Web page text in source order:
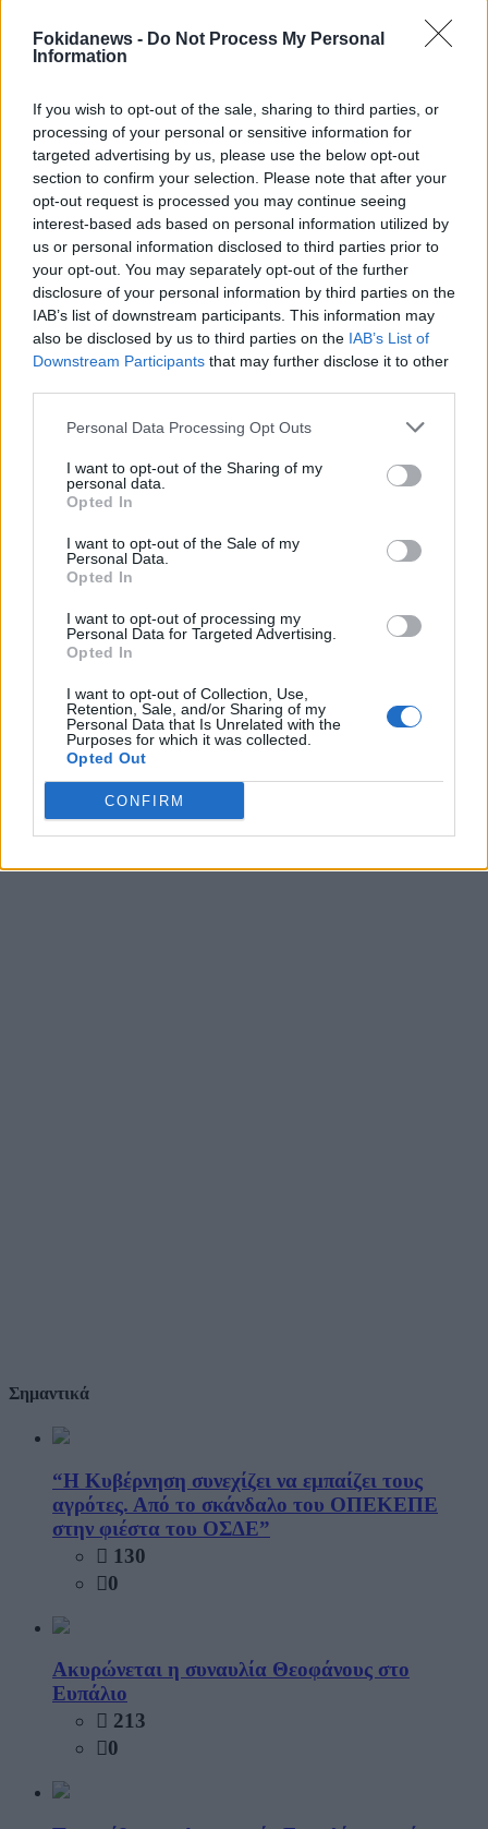
Fokidanews - Do Not Process My Personal
Information
If you wish to opt-out of the sale, sharing to third parties, or
processing of your personal or sensitive information for
targeted advertising by us, please use the below opt-out
section to confirm your selection. Please note that after your
opt-out request is processed you may continue seeing
interest-based ads based on personal information utilized by
us or personal information disclosed to third parties prior to
your opt-out. You may separately opt-out of the further
disclosure of your personal information by third parties on the
IAB’s list of downstream participants. This information may
also be disclosed by us to third parties on the IAB’s List of
Downstream Participants that may further disclose it to other
Personal Data Processing Opt Outs
I want to opt-out of the Sharing of my
personal data.
Opted In
I want to opt-out of the Sale of my
Personal Data.
Opted In
I want to opt-out of processing my
Personal Data for Targeted Advertising.
Opted In
I want to opt-out of Collection, Use,
Retention, Sale, and/or Sharing of my
Personal Data that Is Unrelated with the
Purposes for which it was collected.
Opted Out
CONFIRM
Σχόλια Αναγνωστών
Τα σχόλια είναι κλειστά για αυτό το άρθρο
Επικοινωνία
fokidanews@gmail.com
Σημαντικά
“Η Κυβέρνηση συνεχίζει να εμπαίζει τους
αγρότες. Από το σκάνδαλο του ΟΠΕΚΕΠΕ
στην φιέστα του ΟΣΔΕ”
130
0
Ακυρώνεται η συναυλία Θεοφάνους στο
Ευπάλιο
213
0